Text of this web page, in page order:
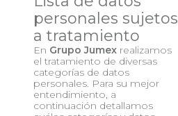
personales sujetos
a tratamiento
En Grupo Jumex realizamos
el tratamiento de diversas
categorías de datos
personales. Para su mejor
entendimiento, a
continuación detallamos